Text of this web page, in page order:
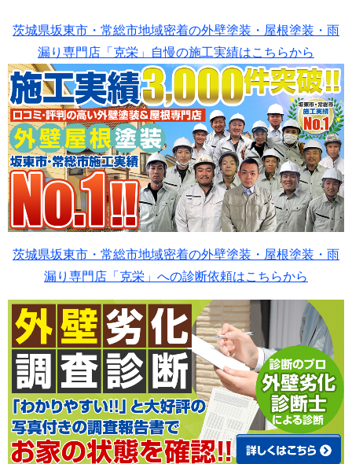
茨城県坂東市・常総市地域密着の外壁塗装・屋根塗装・雨
漏り専門店「克栄」自慢の施工実績はこちらから
茨城県坂東市・常総市地域密着の外壁塗装・屋根塗装・雨
漏り専門店「克栄」への診断依頼はこちらから